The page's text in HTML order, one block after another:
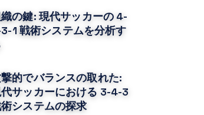
の鍵: 現代サッカーの 4-
1 戦術システムを分析す
的でバランスの取れた:
サッカーにおける 3-4-3
システムの探求